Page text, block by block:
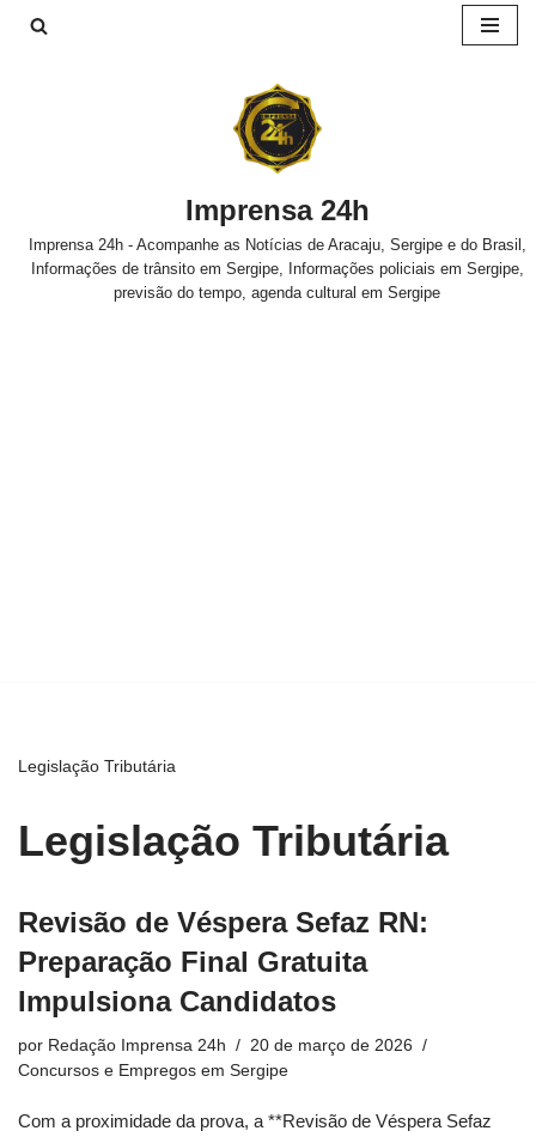
Imprensa 24h
Imprensa 24h - Acompanhe as Notícias de Aracaju, Sergipe e do Brasil,
Informações de trânsito em Sergipe, Informações policiais em Sergipe,
previsão do tempo, agenda cultural em Sergipe
Legislação Tributária
Legislação Tributária
Revisão de Véspera Sefaz RN:
Preparação Final Gratuita
Impulsiona Candidatos
por Redação Imprensa 24h
20 de março de 2026
Concursos e Empregos em Sergipe
Com a proximidade da prova, a **Revisão de Véspera Sefaz